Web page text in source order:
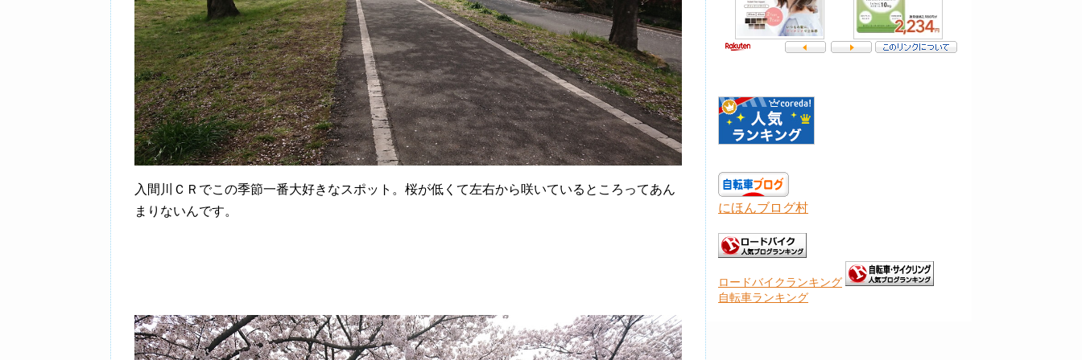
入間川ＣＲでこの季節一番大好きなスポット。桜が低くて左右から咲いているところってあん
まりないんです。
にほんブログ村
ロードバイクランキング
自転車ランキング